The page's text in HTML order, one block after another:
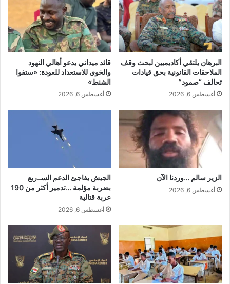
البرهان يلتقي أكاديميين لبحث وقف
الملاحقات القانونية بحق قيادات
تحالف “صمود”
أغسطس 6, 2026
قائد ميداني يدعو أهالي النهود
والخوي للاستعداد للعودة: «ستفوا
الشنط»
أغسطس 6, 2026
الزير سالم …وردنا الآن
أغسطس 6, 2026
الجيش يفاجئ الدعم السـ.ريع
بضربة مؤلمة …تدمير أكثر من 190
عربة قتالية
أغسطس 6, 2026